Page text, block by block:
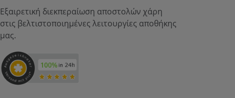
Εξαιρετική διεκπεραίωση αποστολών χάρη
στις βελτιστοποιημένες λειτουργίες αποθήκης
μας.